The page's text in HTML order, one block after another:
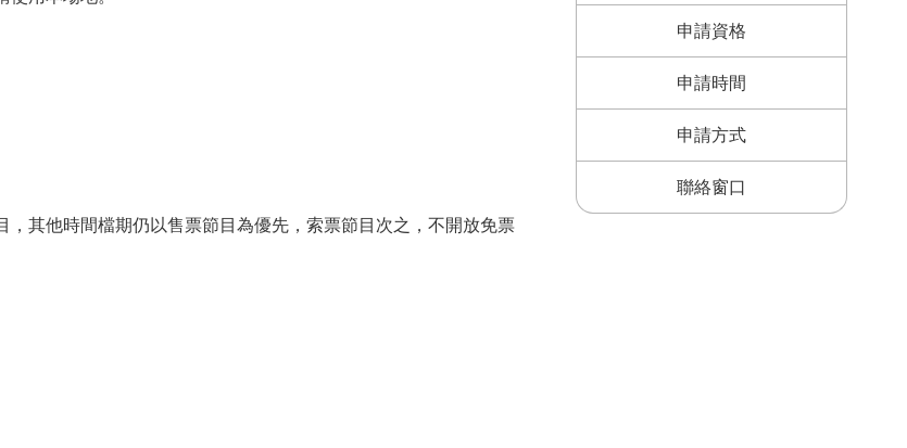
申請資格
申請時間
申請方式
聯絡窗口
其他時間檔期仍以售票節目為優先，索票節目次之，不開放免票